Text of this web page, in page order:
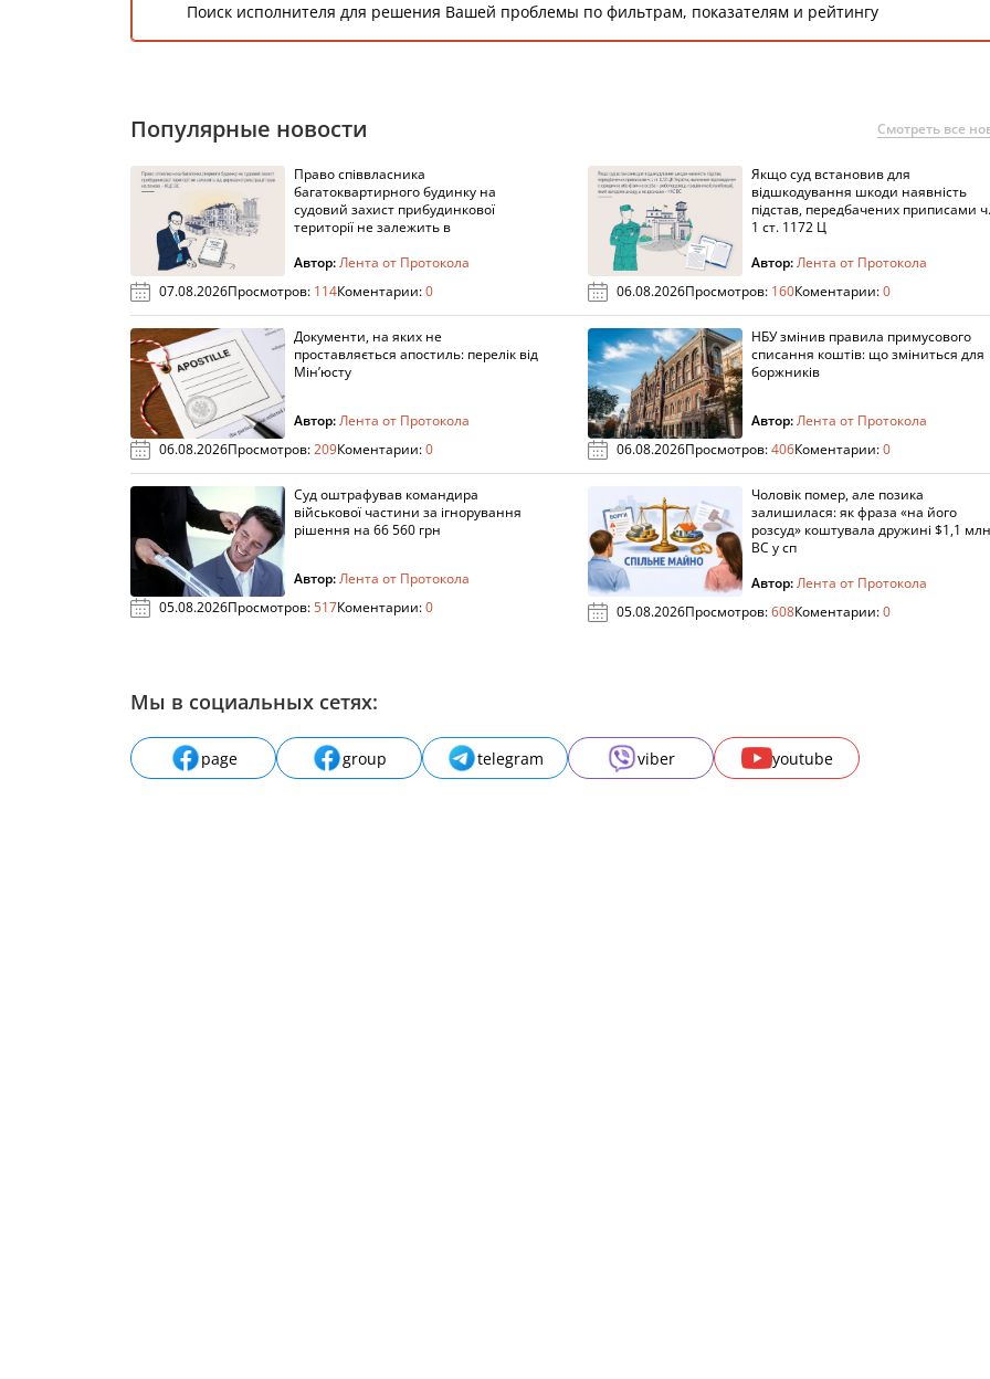
Поиск исполнителя для решения Вашей проблемы по фильтрам, показателям и рейтингу
Популярные новости Смотреть все
Право співвласника
багатоквартирного будинку на
судовий захист прибудинкової
території не залежить в
Автор:Лента от Протокола
07.08.2026Просмотров: 114Коментарии:0
Якщо суд встановив для
відшкодування шкоди наявність
підстав, передбачених приписами ч.
1 ст. 1172 Ц
Автор:Лента от Протокола
06.08.2026Просмотров: 160Коментарии:0
Документи, на яких не
проставляється апостиль: перелік від
Мін’юсту
Автор:Лента от Протокола
06.08.2026Просмотров:209Коментарии:0
НБУ змінив правила примусового
списання коштів: що зміниться для
боржників
Автор:Лента от Протокола
06.08.2026Просмотров:406Коментарии:0
Суд оштрафував командира
військової частини за ігнорування
рішення на 66 560 грн
Автор:Лента от Протокола
05.08.2026Просмотров:517Коментарии:0
Чоловік помер, але позика
залишилася: як фраза «на його
розсуд» коштувала дружині $1,1
ВС у сп
Автор:Лента от Протокола
05.08.2026Просмотров:608Коментарии:0
Мы в социальных сетях:
page group telegram viber youtube